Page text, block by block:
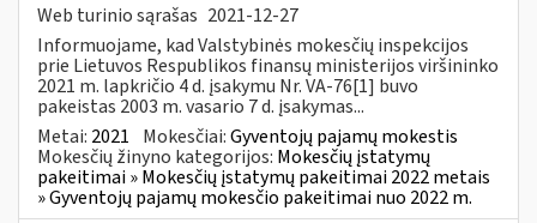
Web turinio sąrašas 2021-12-27
Informuojame, kad Valstybinės mokesčių inspekcijos
prie Lietuvos Respublikos finansų ministerijos viršininko
2021 m. lapkričio 4 d. įsakymu Nr. VA-76[1] buvo
pakeistas 2003 m. vasario 7 d. įsakymas...
Metai: 2021 Mokesčiai:Gyventojų pajamų mokestis
Mokesčių žinyno kategorijos: Mokesčių įstatymų
pakeitimai » Mokesčių įstatymų pakeitimai 2022 metais
» Gyventojų pajamų mokesčio pakeitimai nuo 2022 m.